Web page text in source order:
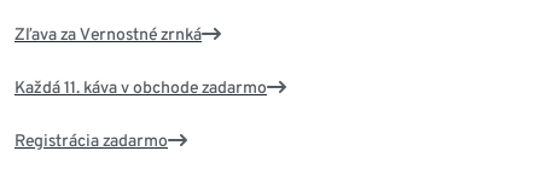
Zľava za Vernostné zrnká
Každá 11. káva v obchode zadarmo
Registrácia zadarmo